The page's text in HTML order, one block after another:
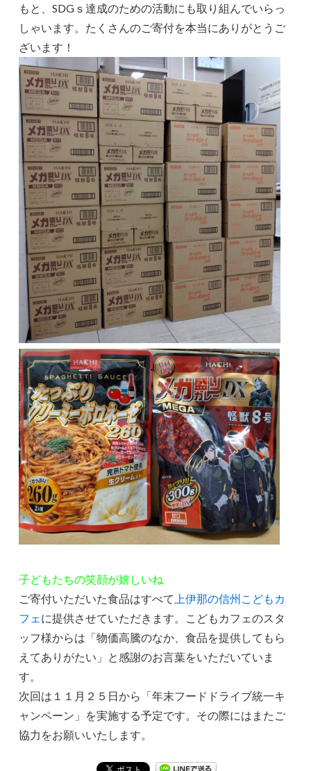
もと、SDGｓ達成のための活動にも取り組んでいらっ
しゃいます。たくさんのご寄付を本当にありがとうご
ざいます！
子どもたちの笑顔が嬉しいね
ご寄付いただいた食品はすべて 上伊那の信州こどもカ
フェ に提供させていただきます。こどもカフェのスタ
ッフ様からは「物価高騰のなか、食品を提供してもら
えてありがたい」と感謝のお言葉をいただいていま
す。
次回は１１月２５日から「年末フードドライブ統一キ
ャンペーン」を実施する予定です。その際にはまたご
協力をお願いいたします。